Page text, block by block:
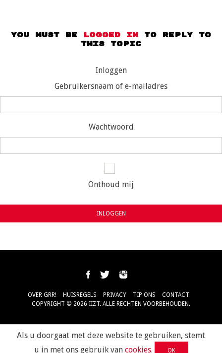
You must be logged in to reply to
this topic
Inloggen
Gebruikersnaam of e-mailadres
Wachtwoord
Onthoud mij
INLOGGEN
OVER GRR! HUISREGELS PRIVACY TIP ONS
CONTACT
COPYRIGHT © 2026 IIZT. ALLE RECHTEN VOORBEHOUDEN.
Als u doorgaat met deze website te gebruiken, stemt
u in met ons gebruik van cookies. OK